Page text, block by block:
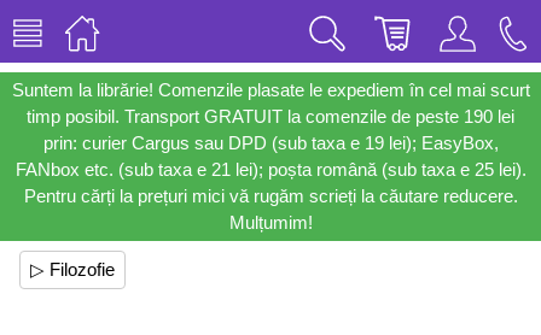
Suntem la librărie! Comenzile plasate le expediem în cel mai scurt
timp posibil. Transport GRATUIT la comenzile de peste 190 lei
prin: curier Cargus sau DPD (sub taxa e 19 lei); EasyBox,
FANbox etc. (sub taxa e 21 lei); poșta română (sub taxa e 25 lei).
Pentru cărți la prețuri mici vă rugăm scrieți la căutare reducere.
Mulțumim!
▷ Filozofie